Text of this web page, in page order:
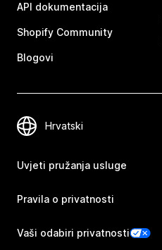
API dokumentacija
Shopify Community
Blogovi
Uvjeti pružanja usluge
Pravila o privatnosti
Vaši odabiri privatnosti